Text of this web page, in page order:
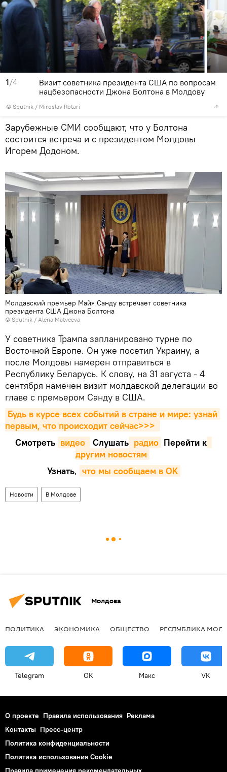
1/4
© Sputnik / Miroslav Rotari
Визит советника президента США по вопросам
нацбезопасности Джона Болтона в Молдову
Зарубежные СМИ сообщают, что у Болтона
состоится встреча и с президентом Молдовы
Игорем Додоном.
Молдавский премьер Майя Санду встречает советника
президента США Джона Болтона
© Sputnik / Alena Matveeva
У советника Трампа запланировано турне по
Восточной Европе. Он уже посетил Украину, а
после Молдовы намерен отправиться в
Республику Беларусь. К слову, на 31 августа - 4
сентября намечен визит молдавской делегации во
главе с премьером Санду в США.
Будь в курсе всех событий в стране и мире: узнай
первым, что происходит сейчаc>>>
Смотреть видео Cлушать радио Перейти к
другим новостям
Узнать, что мы сообщаем в OK
Новости В Молдове
Молдова
ПОЛИТИКА ЭКОНОМИКА ОБЩЕСТВО РЕСПУБЛИКА
Telegram OK Макс VK
О проекте Правила использования Реклама
Контакты Пресс-центр
Политика конфиденциальности
Политика использования Cookie